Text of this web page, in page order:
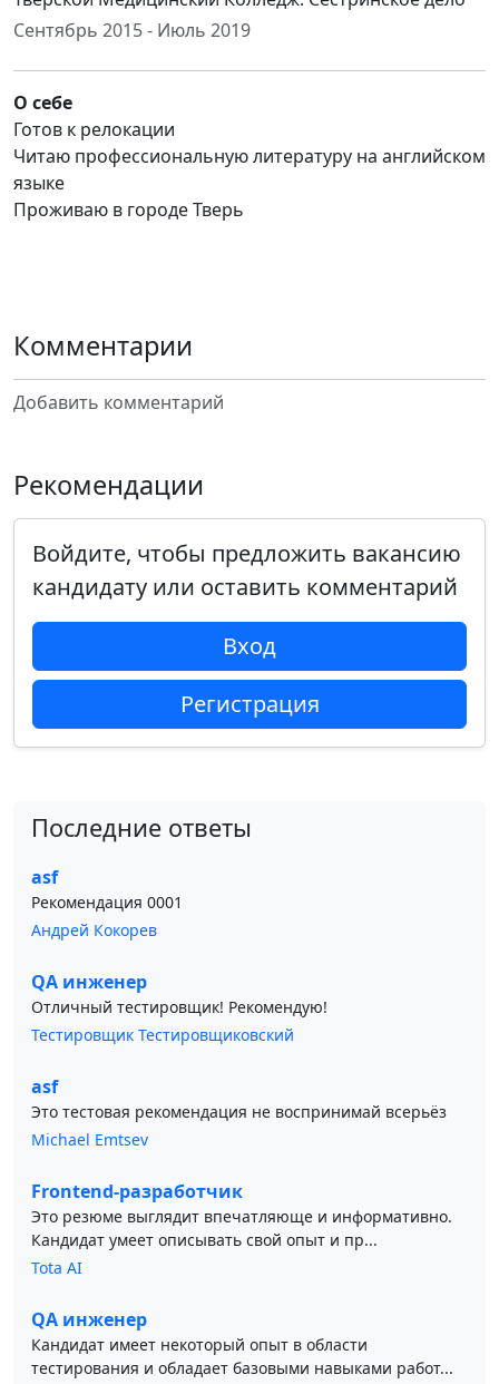
Сентябрь 2015 - Июль 2019
О себе
Готов к релокации
Читаю профессиональную литературу на английском
языке
Проживаю в городе Тверь
Комментарии
Добавить комментарий
Рекомендации
Войдите, чтобы предложить вакансию
кандидату или оставить комментарий
Вход
Регистрация
Последние ответы
asf
Рекомендация 0001
Андрей Кокорев
QA инженер
Отличный тестировщик! Рекомендую!
Тестировщик Тестировщиковский
asf
Это тестовая рекомендация не воспринимай всерьёз
Michael Emtsev
Frontend-разработчик
Это резюме выглядит впечатляюще и информативно.
Кандидат умеет описывать свой опыт и пр...
Tota AI
QA инженер
Кандидат имеет некоторый опыт в области
тестирования и обладает базовыми навыками работ...